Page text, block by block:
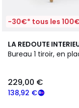
-30€* tous les
LA REDOUTE
Bureau 1 tiroir, en
138,92 €
229,00 €
4,4
/ 5
3
Couleurs